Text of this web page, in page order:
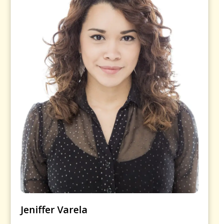
Jeniffer Varela